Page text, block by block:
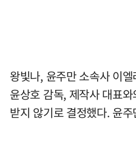
왕빛나, 윤주만 소속사 이
윤상호 감독, 제작사 대표
받지 않기로 결정했다. 윤